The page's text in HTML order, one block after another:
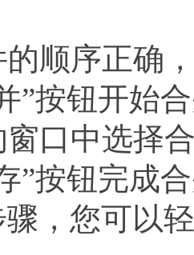
的顺序正确
”按钮开始
窗口中选择
”按钮完成
，您可以